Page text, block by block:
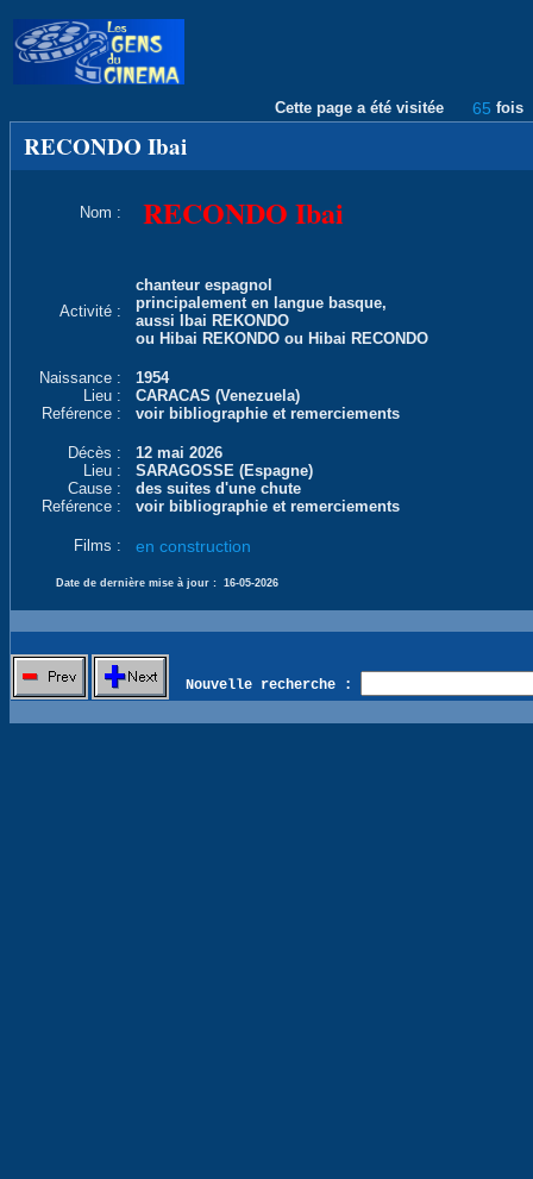
Cette page a été visitée 65 fois
RECONDO Ibai
Nom : RECONDO Ibai
Activité :
chanteur espagnol
principalement en langue basque,
aussi Ibai REKONDO
ou Hibai REKONDO ou Hibai RECONDO
Naissance :
1954
Lieu :
CARACAS (Venezuela)
Reférence :
voir bibliographie et remerciements
Décès :
12 mai 2026
Lieu :
SARAGOSSE (Espagne)
Cause :
des suites d'une chute
Reférence :
voir bibliographie et remerciements
Films : en construction
Date de dernière mise à jour : 16-05-2026
Nouvelle recherche :